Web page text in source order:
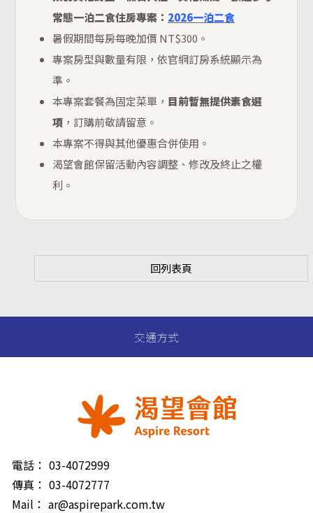
常態一泊二食住房專案： 2026一泊二食
暑假期間每房每晚加價 NT$300。
專案房型與數量有限，依官網訂房系統顯示為
準。
本專案套餐為固定菜單， 目前暫無提供素食選
項 ，訂購前敬請留意。
本專案不得與其他優惠合併使用。
渴望會館保留活動內容調整、修改及終止之權
利。
回列表頁
交通方式
電話： 03-4072999
傳真： 03-4072777
Mail： ar@aspirepark.com.tw